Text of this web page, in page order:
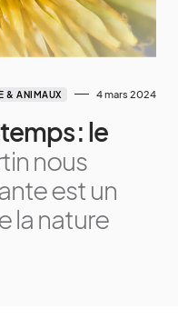
& ANIMAUX 4 mars 2024
: le
nous
est un
la nature